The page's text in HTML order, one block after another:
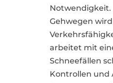
Notwendigkeit.
Gehwegen
arbeitet mit
Schneefällen
Kontrollen und